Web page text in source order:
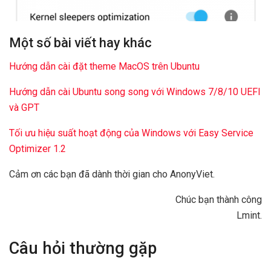
Một số bài viết hay khác
Hướng dẫn cài đặt theme MacOS trên Ubuntu
Hướng dẫn cài Ubuntu song song với Windows 7/8/10 UEFI
và GPT
Tối ưu hiệu suất hoạt động của Windows với Easy Service
Optimizer 1.2
Cảm ơn các bạn đã dành thời gian cho AnonyViet.
Chúc bạn thành công
Lmint.
Câu hỏi thường gặp